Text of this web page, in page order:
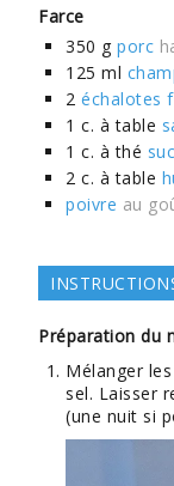
Farce
350 g porc
125 ml
2 échalotes
1 c. à table
1 c. à thé
2 c. à table
poivre au
Préparation du
Mélanger
sel. Laisser
(une nuit si